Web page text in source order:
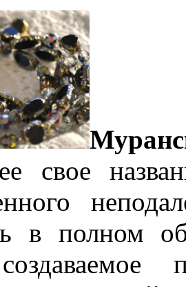
свое
в полном